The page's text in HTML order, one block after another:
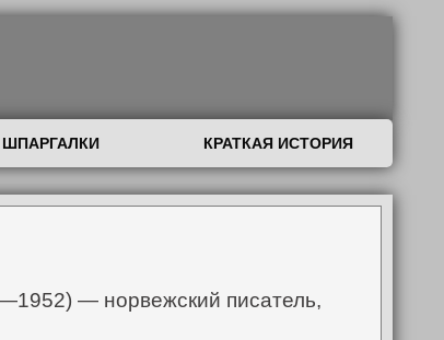
ШПАРГАЛКИ КРАТКАЯ ИСТОРИЯ
— норвежский писатель,